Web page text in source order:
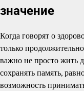
значение
Когда говорят о
только
важно не просто жить
сохранять память,
возможность